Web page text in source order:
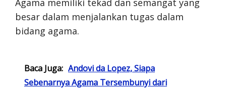
besar dalam menjalankan tugas dalam
bidang agama.
Baca Juga: Andovi da Lopez, Siapa
Sebenarnya Agama Tersembunyi dari